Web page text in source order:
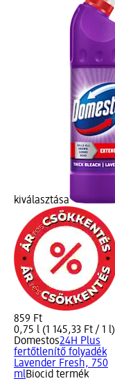
kiválasztása
859 Ft
0,75 l (1 145,33 Ft / 1 l)
Domestos24H Plus
fertőtlenítő folyadék
Lavender Fresh, 750
mlBiocid termék